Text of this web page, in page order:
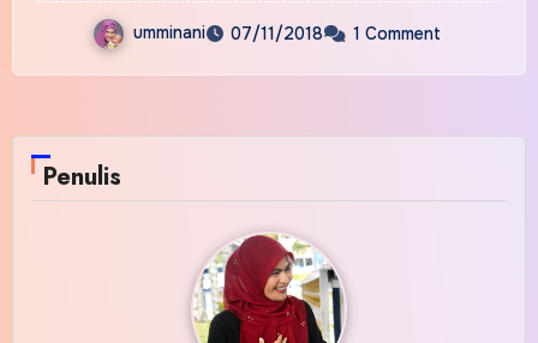
Penerima Zakat Masih Tidak
Dapat Menikmati Zakat Yang
Selayaknya Diterima Oleh
Mereka. Salah siapa?
umminani 07/11/2018 1 Comment
Penulis